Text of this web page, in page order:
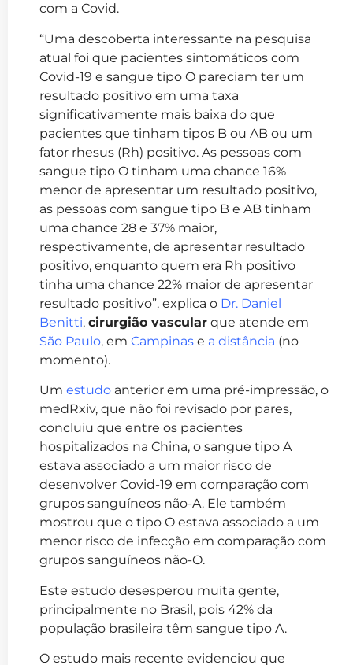
com a Covid.
“Uma descoberta interessante na pesquisa
atual foi que pacientes sintomáticos com
Covid-19 e sangue tipo O pareciam ter um
resultado positivo em uma taxa
significativamente mais baixa do que
pacientes que tinham tipos B ou AB ou um
fator rhesus (Rh) positivo. As pessoas com
sangue tipo O tinham uma chance 16%
menor de apresentar um resultado positivo,
as pessoas com sangue tipo B e AB tinham
uma chance 28 e 37% maior,
respectivamente, de apresentar resultado
positivo, enquanto quem era Rh positivo
tinha uma chance 22% maior de apresentar
resultado positivo”, explica o Dr. Daniel
Benitti, cirurgião vascular que atende em
São Paulo, em Campinas e a distância (no
momento).
Um estudo anterior em uma pré-impressão, o
medRxiv, que não foi revisado por pares,
concluiu que entre os pacientes
hospitalizados na China, o sangue tipo A
estava associado a um maior risco de
desenvolver Covid-19 em comparação com
grupos sanguíneos não-A. Ele também
mostrou que o tipo O estava associado a um
menor risco de infecção em comparação com
grupos sanguíneos não-O.
Este estudo desesperou muita gente,
principalmente no Brasil, pois 42% da
população brasileira têm sangue tipo A.
O estudo mais recente evidenciou que